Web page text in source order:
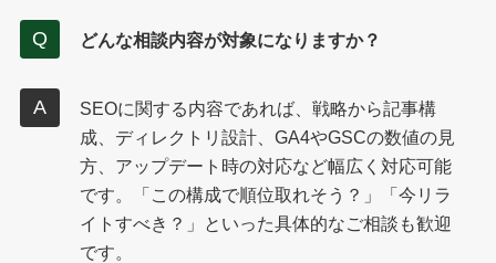
どんな相談内容が対象になりますか？
SEOに関する内容であれば、戦略から記事構
成、ディレクトリ設計、GA4やGSCの数値の見
方、アップデート時の対応など幅広く対応可能
です。「この構成で順位取れそう？」「今リラ
イトすべき？」といった具体的なご相談も歓迎
です。